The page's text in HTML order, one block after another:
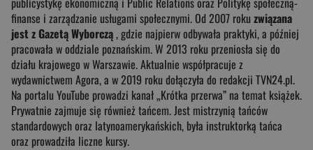
finanse i zarządzanie usługami społecznymi. Od 2007 roku związana
jest z Gazetą Wyborczą, gdzie najpierw odbywała praktyki, a później
pracowała w oddziale poznańskim. W 2013 roku przeniosła się do
działu krajowego w Warszawie. Aktualnie współpracuje z
wydawnictwem Agora, a w 2019 roku dołączyła do redakcji TVN24.pl.
Na portalu YouTube prowadzi kanał „Krótka przerwa” na temat książek.
Prywatnie zajmuje się również tańcem. Jest mistrzynią tańców
standardowych oraz latynoamerykańskich, była instruktorką tańca
oraz prowadziła liczne kursy.